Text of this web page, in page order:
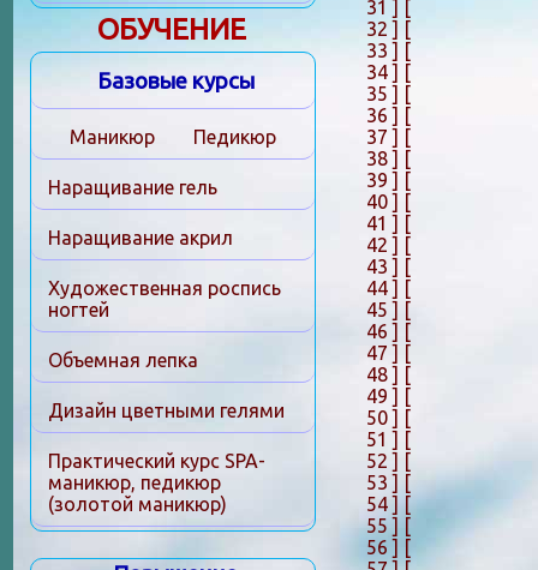
31 ] [
32 ] [
33 ] [
34 ] [
35 ] [
36 ] [
37 ] [
38 ] [
39 ] [
40 ] [
41 ] [
42 ] [
43 ] [
44 ] [
45 ] [
46 ] [
47 ] [
48 ] [
49 ] [
50 ] [
51 ] [
52 ] [
53 ] [
54 ] [
55 ] [
56 ] [
ОБУЧЕНИЕ
Базовые курсы
Маникюр Педикюр
Наращивание гель
Наращивание акрил
Художественная роспись
ногтей
Объемная лепка
Дизайн цветными гелями
Практический курс SPA-
маникюр, педикюр
(золотой маникюр)